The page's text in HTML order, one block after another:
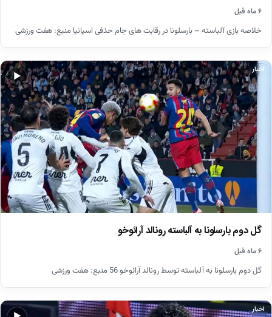
۶ ماه قبل
خلاصه بازی آلباسته – بارسلونا در رقابت های جام حذفی اسپانیا منبع: هفت ورزشی
▶
اخبار
گل دوم بارسلونا به آلباسته رونالد آرائوخو
۶ ماه قبل
گل دوم بارسلونا به آلباسته توسط رونالد آرائوخو 56 منبع: هفت ورزشی
اخبار